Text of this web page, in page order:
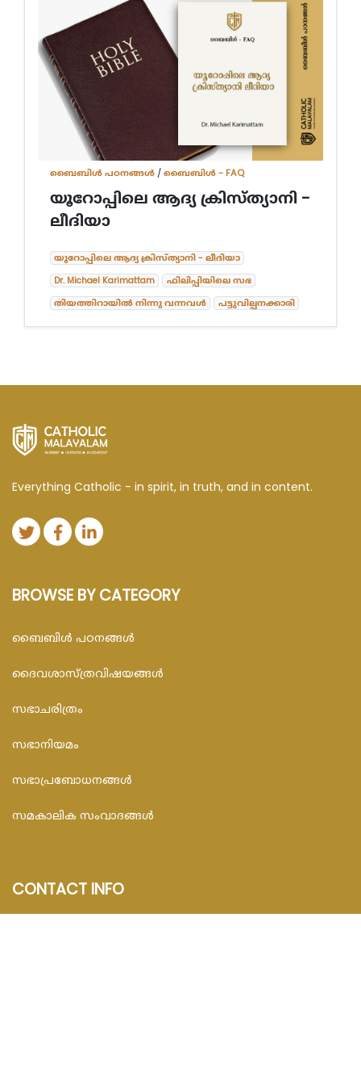
ബൈബിള്‍ പഠനങ്ങള്‍ /ബൈബിൾ - FAQ
യൂറോപ്പിലെ ആദ്യ ക്രിസ്ത്യാനി -
ലീദിയാ
യൂറോപ്പിലെ ആദ്യ ക്രിസ്ത്യാനി - ലീദിയാ
Dr. Michael Karimattam
ഫിലിപ്പിയിലെ സഭ
തിയത്തിറായിൽ നിന്നു വന്നവൾ
പട്ടുവില്പനക്കാരി
Everything Catholic - in spirit, in truth, and in content.
BROWSE BY CATEGORY
ബൈബിള്‍ പഠനങ്ങള്‍
ദൈവശാസ്ത്രവിഷയങ്ങള്‍
സഭാചരിത്രം
സഭാനിയമം
സഭാപ്രബോധനങ്ങള്‍
സമകാലിക സംവാദങ്ങൾ
CONTACT INFO